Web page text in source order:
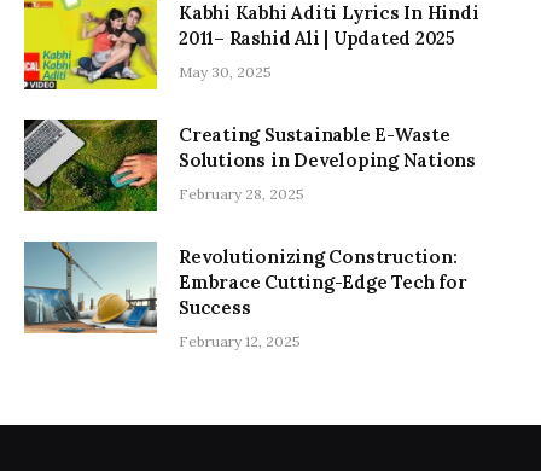
Kabhi Kabhi Aditi Lyrics In Hindi
2011– Rashid Ali | Updated 2025
May 30, 2025
Creating Sustainable E-Waste
Solutions in Developing Nations
February 28, 2025
Revolutionizing Construction:
Embrace Cutting-Edge Tech for
Success
February 12, 2025